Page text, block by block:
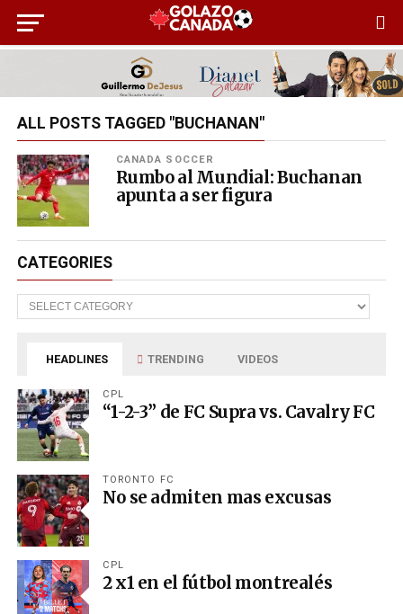
ALL POSTS TAGGED "BUCHANAN"
CANADA SOCCER
Rumbo al Mundial: Buchanan
apunta a ser figura
CATEGORIES
Categories
HEADLINES TRENDING VIDEOS
CPL
“1-2-3” de FC Supra vs. Cavalry FC
TORONTO FC
No se admiten mas excusas
CPL
2 x1 en el fútbol montrealés